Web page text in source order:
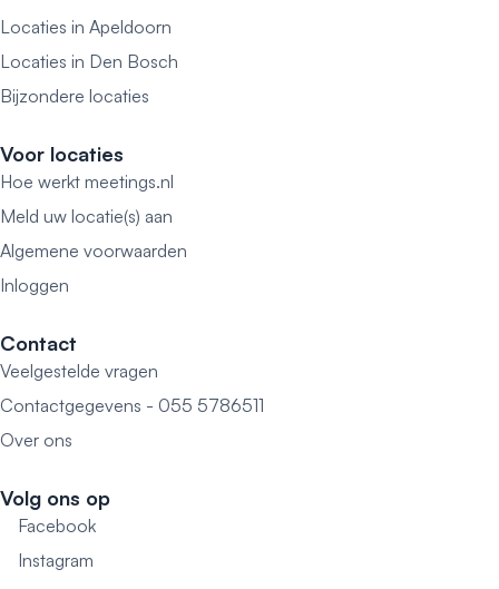
Locaties in Apeldoorn
Locaties in Den Bosch
Bijzondere locaties
Voor locaties
Hoe werkt meetings.nl
Meld uw locatie(s) aan
Algemene voorwaarden
Inloggen
Contact
Veelgestelde vragen
Contactgegevens - 055 5786511
Over ons
Volg ons op
Facebook
Instagram